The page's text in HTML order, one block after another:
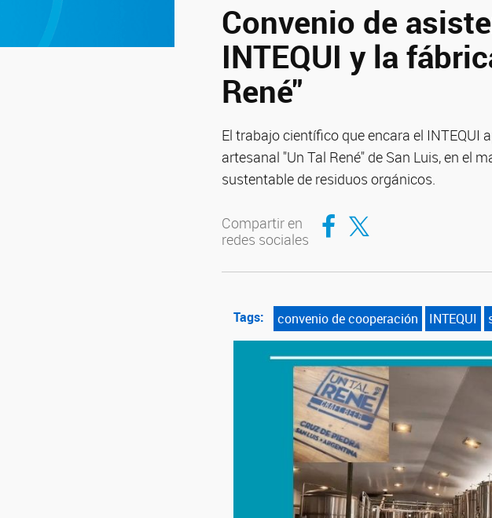
Convenio de
INTEQUI y la
René"
El trabajo científico que encara el INTEQUI
artesanal "Un Tal René" de San Luis, en el
sustentable de residuos orgánicos.
Compartir en
redes sociales
Compartir en Facebook
Compartir en Twitter
Tags: convenio de cooperación INTEQUI